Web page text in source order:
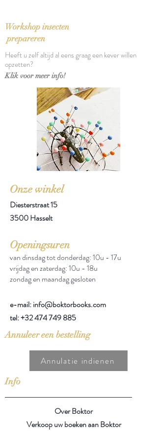
Workshop insecten
prepareren
Heeft u zelf altijd al eens graag een kever willen
opzetten?
Klik voor meer info!
Onze winkel
Diesterstraat 15
3500 Hasselt
Openingsuren
van dinsdag tot donderdag: 10u - 17u
vrijdag en zaterdag: 10u - 18u
zondag en maandag gesloten
e-mail: info@boktorbooks.com
tel:+32 474 749 885
Annuleer een bestelling
Annulatie indienen
Info
Over Boktor
Verkoop uw boeken aan Boktor